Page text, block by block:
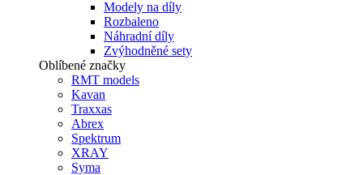
Modely na díly
Rozbaleno
Náhradní díly
Zvýhodněné sety
Oblíbené značky
RMT models
Kavan
Traxxas
Abrex
Spektrum
XRAY
Syma